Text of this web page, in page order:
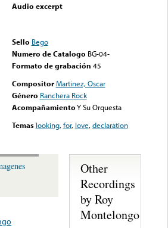
Audio excerpt
Sello Bego
Numero de Catalogo BG-04-
Formato de grabación 45
Compositor Martinez, Oscar
Género Ranchera Rock
AcompañamientoY Su Orquesta
Temas looking,for, love,declaration
Other
Recordings
by Roy
Montelongo